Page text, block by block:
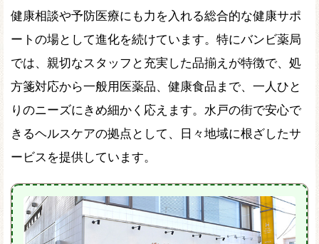
健康相談や予防医療にも力を入れる総合的な健康サポ
ートの場として進化を続けています。特にバンビ薬局
では、親切なスタッフと充実した品揃えが特徴で、処
方箋対応から一般用医薬品、健康食品まで、一人ひと
りのニーズにきめ細かく応えます。水戸の街で安心で
きるヘルスケアの拠点として、日々地域に根ざしたサ
ービスを提供しています。